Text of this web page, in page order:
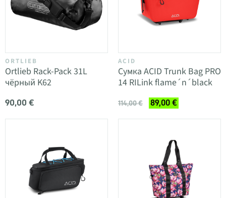
ORTLIEB
Ortlieb Rack-Pack 31L
чёрный K62
90,00 €
ACID
Сумка ACID Trunk Bag PRO
14 RILink flame´n´black
114,00 € 89,00 €